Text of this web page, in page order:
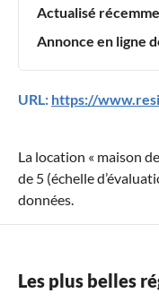
Actualisé
Annonce en ligne
URL: https://
La location « maison
de 5 (échelle
données.
Les plus belles